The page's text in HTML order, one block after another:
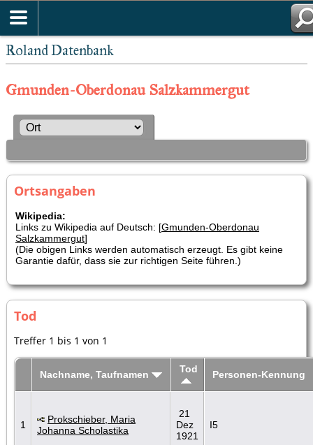
Roland Datenbank
Gmunden-Oberdonau Salzkammergut
Ortsangaben
Wikipedia:
Links zu Wikipedia auf Deutsch: [Gmunden-Oberdonau
Salzkammergut]
(Die obigen Links werden automatisch erzeugt. Es gibt keine
Garantie dafür, dass sie zur richtigen Seite führen.)
Tod
Treffer 1 bis 1 von 1
Nachname, Taufnamen Tod Personen-Kennung
1
Prokschieber, Maria
Johanna Scholastika
21
Dez
1921
I5